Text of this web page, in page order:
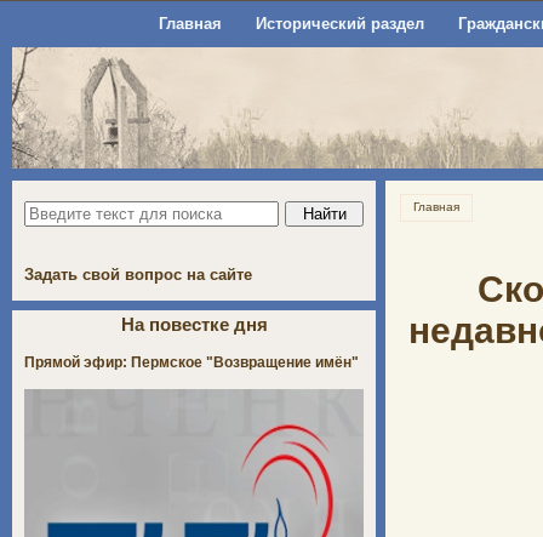
Главная Исторический раздел
Главная
Задать свой вопрос на сайте
На повестке дня
Прямой эфир: Пермское "Возвращение имён"